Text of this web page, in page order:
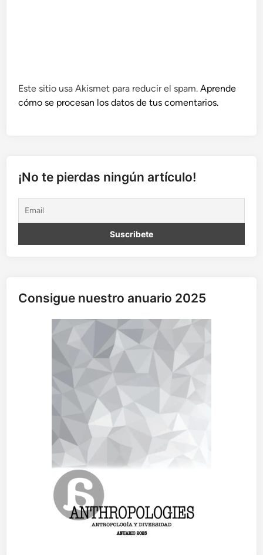
Este sitio usa Akismet para reducir el spam.Aprende
cómo se procesan los datos de tus comentarios.
¡No te pierdas ningún artículo!
Consigue nuestro anuario 2025